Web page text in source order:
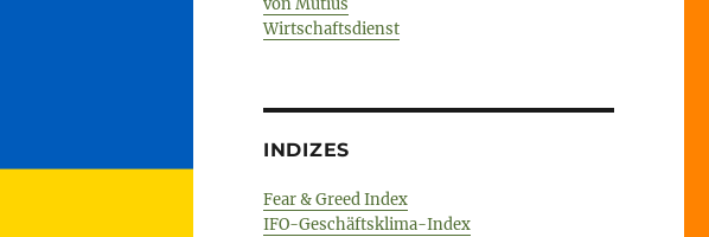
Wirtschaftsdienst
INDIZES
Fear & Greed Index
IFO-Geschäftsklima-Index